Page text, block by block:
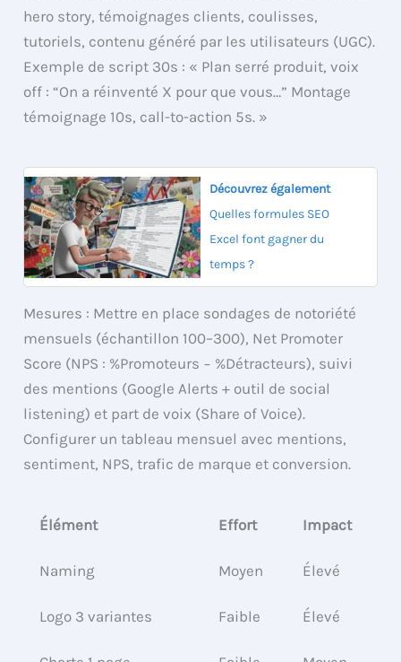
hero story, témoignages clients, coulisses,
tutoriels, contenu généré par les utilisateurs (UGC).
Exemple de script 30s : « Plan serré produit, voix
off : “On a réinventé X pour que vous…” Montage
témoignage 10s, call-to-action 5s. »
Découvrez également
Quelles formules SEO
Excel font gagner du
temps ?
Mesures : Mettre en place sondages de notoriété
mensuels (échantillon 100–300), Net Promoter
Score (NPS : %Promoteurs − %Détracteurs), suivi
des mentions (Google Alerts + outil de social
listening) et part de voix (Share of Voice).
Configurer un tableau mensuel avec mentions,
sentiment, NPS, trafic de marque et conversion.
Élément Effort Impact
Naming Moyen Élevé
Logo 3 variantes Faible Élevé